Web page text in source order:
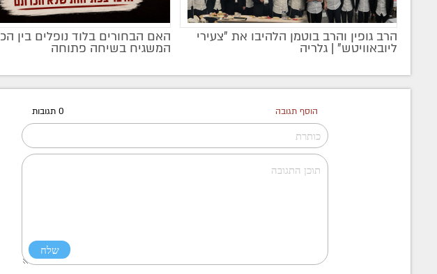
הרב גופין והרב בוטמן הלהיבו את "צעירי
ליובאוויטש" | גלריה
האם הבחורים בלוד נופלים בין
המשגיח בשיחה פתוחה
הוסף תגובה 0 תגובות